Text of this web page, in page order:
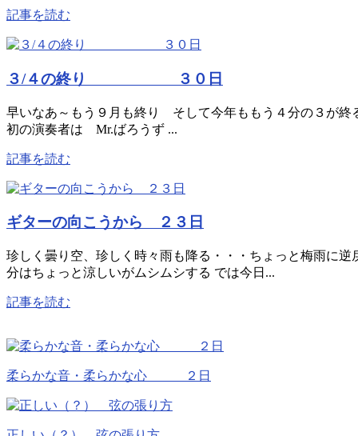
記事を読む
３/４の終り ３０日
早いなあ～もう９月も終り そして今年ももう４分の３が終
初の演奏者は Mr.ばろうず ...
記事を読む
ギターの向こうから ２３日
珍しく曇り空、珍しく時々雨も降る・・・ちょっと梅雨に
分はちょっと涼しいがムシムシする では今日...
記事を読む
柔らかな音・柔らかな心 ２日